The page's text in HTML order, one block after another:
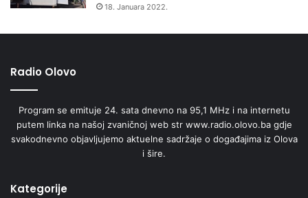
18. Januara 2022.
Radio Olovo
Program se emituje 24. sata dnevno na 95,1 MHz i na internetu
putem linka na našoj zvaničnoj web str www.radio.olovo.ba gdje
svakodnevno objavljujemo aktuelne sadržaje o događajima iz Olova
i šire.
Kategorije